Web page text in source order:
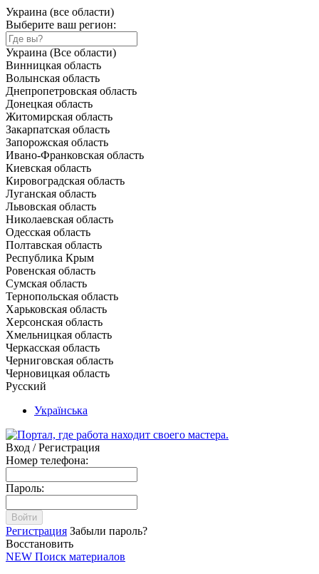
Украина (все области)
Выберите ваш регион:
Украина (Все области)
Винницкая область
Волынская область
Днепропетровская область
Донецкая область
Житомирская область
Закарпатская область
Запорожская область
Ивано-Франковская область
Киевская область
Кировоградская область
Луганская область
Львовская область
Николаевская область
Одесская область
Полтавская область
Республика Крым
Ровенская область
Сумская область
Тернопольская область
Харьковская область
Херсонская область
Хмельницкая область
Черкасская область
Черниговская область
Черновицкая область
Русский
Українська
Вход / Регистрация
Номер телефона:
Пароль:
Войти
Регистрация Забыли пароль?
Восстановить
NEW Поиск материалов